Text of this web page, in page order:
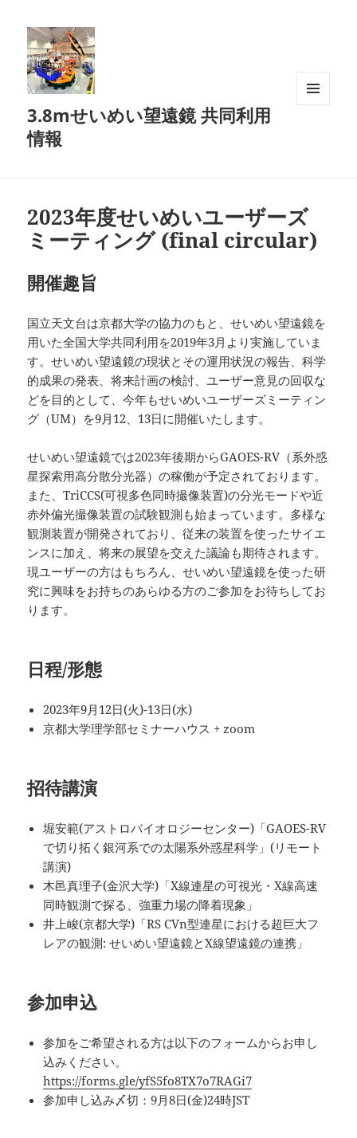
3.8mせいめい望遠鏡 共同利用
情報
2023年度せいめいユーザーズ
ミーティング (final circular)
開催趣旨
国立天文台は京都大学の協力のもと、せいめい望遠鏡を
用いた全国大学共同利用を2019年3月より実施していま
す。せいめい望遠鏡の現状とその運用状況の報告、科学
的成果の発表、将来計画の検討、ユーザー意見の回収な
どを目的として、今年もせいめいユーザーズミーティン
グ（UM）を9月12、13日に開催いたします。
せいめい望遠鏡では2023年後期からGAOES-RV（系外惑
星探索用高分散分光器）の稼働が予定されております。
また、TriCCS(可視多色同時撮像装置)の分光モードや近
赤外偏光撮像装置の試験観測も始まっています。多様な
観測装置が開発されており、従来の装置を使ったサイエ
ンスに加え、将来の展望を交えた議論も期待されます。
現ユーザーの方はもちろん、せいめい望遠鏡を使った研
究に興味をお持ちのあらゆる方のご参加をお待ちしてお
ります。
日程/形態
2023年9月12日(火)-13日(水)
京都大学理学部セミナーハウス + zoom
招待講演
堀安範(アストロバイオロジーセンター)「GAOES-RV
で切り拓く銀河系での太陽系外惑星科学」(リモート
講演)
木邑真理子(金沢大学)「X線連星の可視光・X線高速
同時観測で探る、強重力場の降着現象」
井上峻(京都大学)「RS CVn型連星における超巨大フ
レアの観測: せいめい望遠鏡とX線望遠鏡の連携」
参加申込
参加をご希望される方は以下のフォームからお申し
込みください。
https://forms.gle/yfS5fo8TX7o7RAGi7
参加申し込み〆切：9月8日(金)24時JST